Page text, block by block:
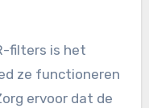
filters is het
ze functioneren
ervoor dat de